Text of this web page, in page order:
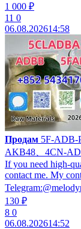
1 000 ₽
11 0
06.08.202614:58
Продам 5F-
AKB48、4CN-
If you need high-
contact me. My
130 ₽
8 0
06.08.202614:52